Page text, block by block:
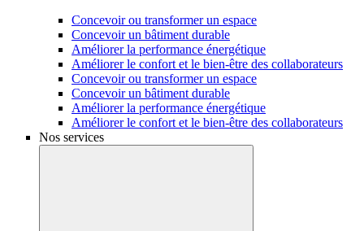
Concevoir ou transformer un espace
Concevoir un bâtiment durable
Améliorer la performance énergétique
Améliorer le confort et le bien-être des collaborateurs
Concevoir ou transformer un espace
Concevoir un bâtiment durable
Améliorer la performance énergétique
Améliorer le confort et le bien-être des collaborateurs
Nos services